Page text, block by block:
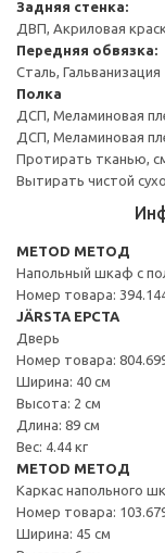
Задняя стенка:
ДВП, Акриловая
Передняя обвязка:
Сталь, Гальванизация
Полка
ДСП, Меламиновая
ДСП, Меламиновая
Протирать тканью,
Вытирать чистой
METOD МЕТОД
Напольный шкаф с
Номер товара:
JÄRSTA ЕРСТА
Дверь
Номер товара:
Ширина: 40 см
Высота: 2 см
Длина: 89 см
Вес: 4.44 кг
METOD МЕТОД
Каркас напольного
Номер товара:
Ширина: 45 см